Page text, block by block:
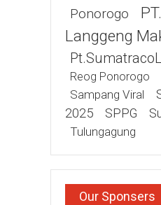
Ponorogo
Langgeng
Reog Ponorogo
Sampang Viral
2025
SPPG
Tulungagung
Our Sponsers